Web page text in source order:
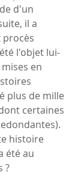
d'un
il a
l'objet lui-
en
plus de mille
certaines
histoire
été au
?